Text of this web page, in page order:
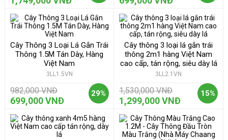
29%
Cây Thông 3 Loại Lá Gắn Trái
Thông 1.5M Tán Dày, Hàng
Việt Nam
3LL1.5VN
982,000 VNĐ
699,000 VNĐ
15%
Cây thông 3 loại lá gắn trái
thông 2m1 hàng Việt Nam
cao cấp, tán rộng, siêu dày lá
3LL2.1VN
1,530,000 VNĐ
1,299,000 VNĐ